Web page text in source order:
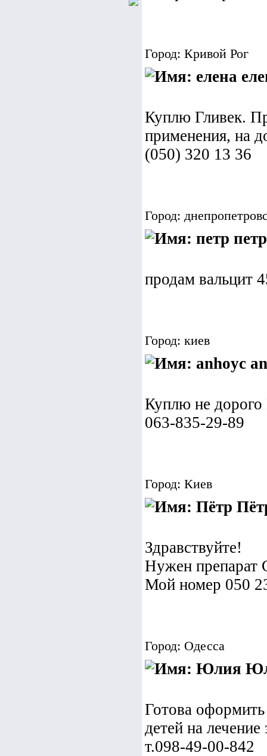
Город: Кривой Рог
Куплю Гливек.
применения, на
(050) 320 13 36
Город:
петр
продам вальцит
Город: киев
Куплю не
063-835-29-89
Город: Киев
Здравствуйте!
Нужен препарат
Мой номер 050
Город: Одесса
Готова
детей на лечение
т.098-49-00-842